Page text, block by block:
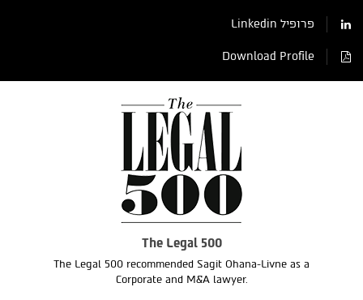
פרופיל Linkedin
Download Profile
The Legal 500
The Legal 500 recommended Sagit Ohana-Livne as a
Corporate and M&A lawyer.